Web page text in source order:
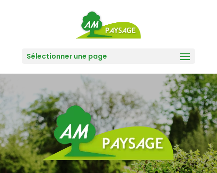
Sélectionner une page